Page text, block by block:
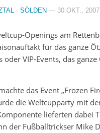
· SÖLDEN — 30 OKT., 2007
Openings am
für das ganze
VIP-Events, das
das Event „Frozen
die Weltcupparty mit
lieferten dabei
der Fußballtrickser Mike